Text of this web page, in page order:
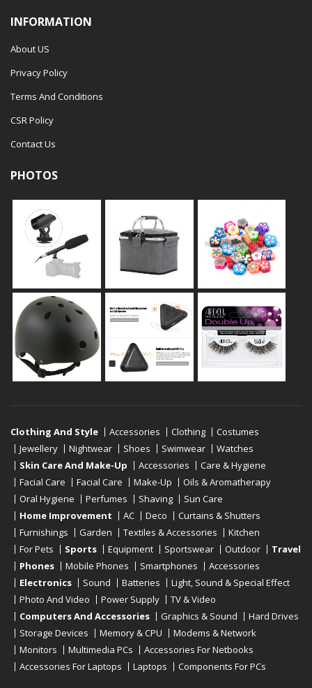
INFORMATION
About US
Privacy Policy
Terms And Conditions
CSR Policy
Contact Us
PHOTOS
Clothing And Style Accessories Clothing
Costumes
Jewellery
Nightwear Shoes Swimwear
Watches
Skin Care And Make-Up
Accessories
Care & Hygiene
Facial Care
Facial Care Make-Up
Oils & Aromatherapy
Oral Hygiene
Perfumes Shaving
Sun Care
Home Improvement
AC Deco
Curtains & Shutters
Furnishings
Garden Textiles & Accessories
Kitchen
For Pets
Sports Equipment Sportswear Outdoor
Travel
Phones
Mobile Phones Smartphones
Accessories
Electronics
Sound Batteries
Light, Sound & Special Effect
Photo And Video
Power Supply
TV & Video
Computers And Accessories
Graphics & Sound
Hard Drives
Storage Devices
Memory & CPU
Modems & Network
Monitors
Multimedia PCs
Accessories For Netbooks
Accessories For Laptops
Laptops
Components For PCs